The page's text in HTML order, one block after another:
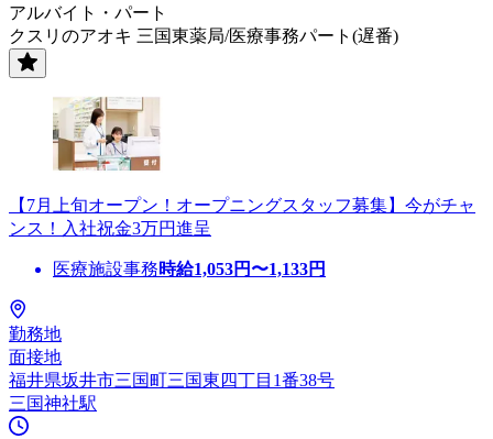
アルバイト・パート
クスリのアオキ 三国東薬局/医療事務パート(遅番)
【7月上旬オープン！オープニングスタッフ募集】今がチャ
ンス！入社祝金3万円進呈
医療施設事務時給1,053円〜1,133円
勤務地
面接地
福井県坂井市三国町三国東四丁目1番38号
三国神社駅